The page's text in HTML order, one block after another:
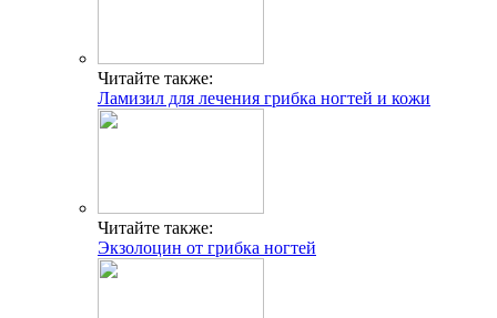
Читайте также:
Ламизил для лечения грибка ногтей и кожи
Читайте также:
Экзолоцин от грибка ногтей